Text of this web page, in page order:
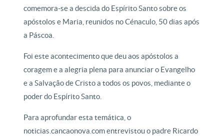
comemora-se a descida do Espírito Santo sobre os
apóstolos e Maria, reunidos no Cénaculo, 50 dias após
a Páscoa.
Foi este acontecimento que deu aos apóstolos a
coragem e a alegria plena para anunciar o Evangelho
e a Salvação de Cristo a todos os povos, mediante o
poder do Espírito Santo.
Para aprofundar esta temática, o
noticias.cancaonova.com entrevistou o padre Ricardo